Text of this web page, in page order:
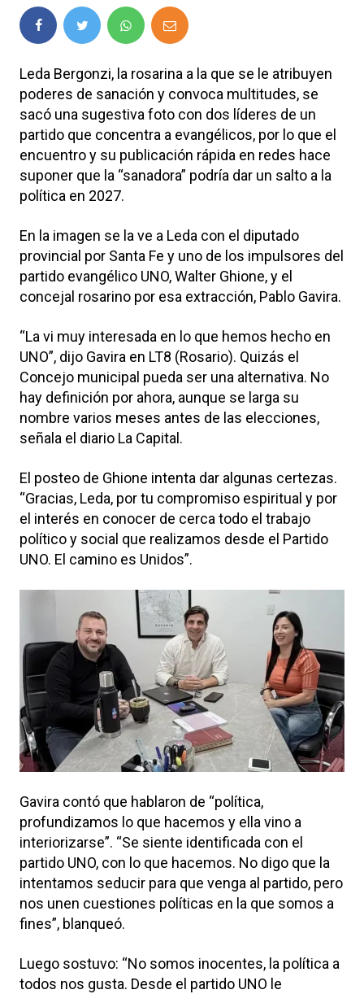
Leda Bergonzi, la rosarina a la que se le atribuyen
poderes de sanación y convoca multitudes, se
sacó una sugestiva foto con dos líderes de un
partido que concentra a evangélicos, por lo que el
encuentro y su publicación rápida en redes hace
suponer que la “sanadora” podría dar un salto a la
política en 2027.
En la imagen se la ve a Leda con el diputado
provincial por Santa Fe y uno de los impulsores del
partido evangélico UNO, Walter Ghione, y el
concejal rosarino por esa extracción, Pablo Gavira.
“La vi muy interesada en lo que hemos hecho en
UNO”, dijo Gavira en LT8 (Rosario). Quizás el
Concejo municipal pueda ser una alternativa. No
hay definición por ahora, aunque se larga su
nombre varios meses antes de las elecciones,
señala el diario La Capital.
El posteo de Ghione intenta dar algunas certezas.
“Gracias, Leda, por tu compromiso espiritual y por
el interés en conocer de cerca todo el trabajo
político y social que realizamos desde el Partido
UNO. El camino es Unidos”.
Gavira contó que hablaron de “política,
profundizamos lo que hacemos y ella vino a
interiorizarse”. “Se siente identificada con el
partido UNO, con lo que hacemos. No digo que la
intentamos seducir para que venga al partido, pero
nos unen cuestiones políticas en la que somos a
fines”, blanqueó.
Luego sostuvo: “No somos inocentes, la política a
todos nos gusta. Desde el partido UNO le